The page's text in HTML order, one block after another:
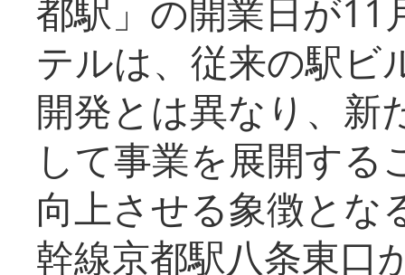
都駅」の開業日が11
テルは、従来の駅ビ
開発とは異なり、新
して事業を展開する
向上させる象徴とな
幹線京都駅八条東口